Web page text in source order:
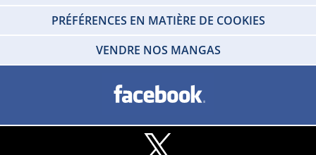
PRÉFÉRENCES EN MATIÈRE DE COOKIES
VENDRE NOS MANGAS